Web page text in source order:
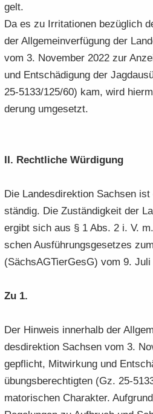
gelt.
Da es zu Ir­ri­ta­tio­nen be­züg­lich
der All­ge­mein­ver­fü­gung der
vom 3. No­vem­ber 2022 zur
und Ent­schä­di­gung der
25-5133/125/60) kam, wird
de­rung um­ge­setzt.
II. Recht­li­che Wür­di­gung
Die Lan­des­di­rek­ti­on Sach­sen
stän­dig. Die Zu­stän­dig­keit der
er­gibt sich aus § 1 Abs. 2 i. V.
schen Aus­füh­rungs­ge­set­zes
(Säch­s­AG­Tier­GesG) vom 9. Juli
Zu 1.
Der Hin­weis in­ner­halb der
des­di­rek­ti­on Sach­sen vom 3.
ge­pflicht, Mit­wir­kung und
übungs­be­rech­tig­ten (Gz. 25-
ma­to­ri­schen Cha­rak­ter.